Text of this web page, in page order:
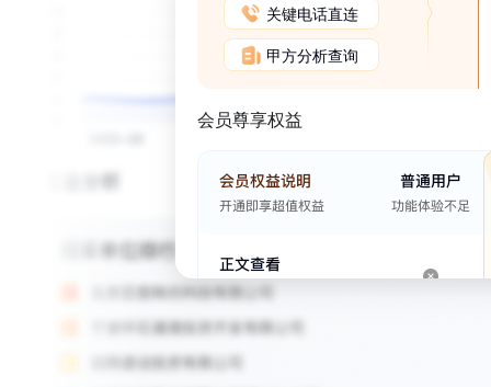
关键电话直连
甲方分析查询
会员尊享权益